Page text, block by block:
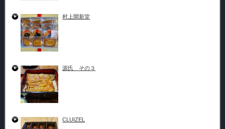
村上開新堂
源氏 その３
CLUIZEL